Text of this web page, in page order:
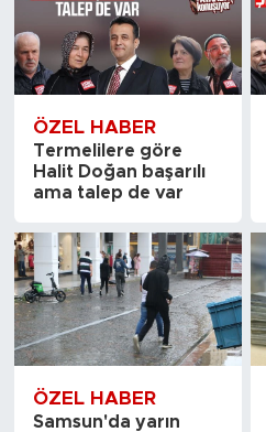
ÖZEL HABER
Termelilere göre
Halit Doğan başarılı
ama talep de var
ÖZEL HABER
Samsun'da yarın